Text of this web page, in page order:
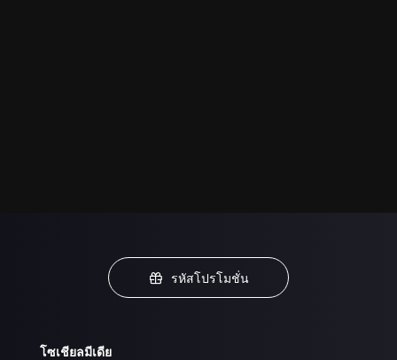
รหัสโปรโมชั่น
โซเชียลมีเดีย